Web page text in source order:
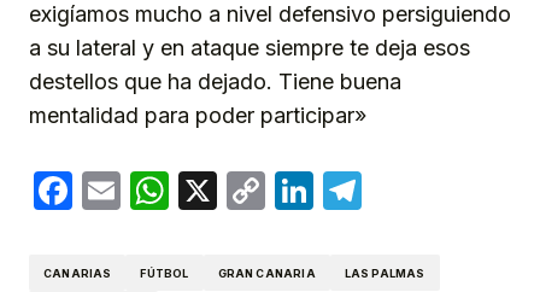
exigíamos mucho a nivel defensivo persiguiendo
a su lateral y en ataque siempre te deja esos
destellos que ha dejado. Tiene buena
mentalidad para poder participar»
Facebook
EmailWhatsApp
X
CopyLinkedIn
CANARIAS FÚTBOL GRAN CANARIA LAS PALMAS